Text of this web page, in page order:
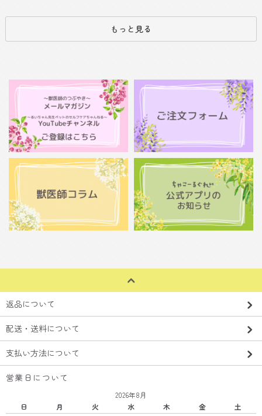
もっと見る
返品について
配送・送料について
支払い方法について
営業日について
2026年8月
日
月 火 水 木 金
土